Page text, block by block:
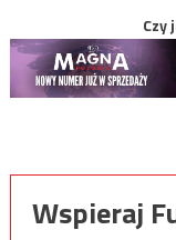
Czy
Wspieraj